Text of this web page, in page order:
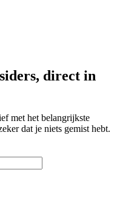
direct in
met het belangrijkste
dat je niets gemist hebt.